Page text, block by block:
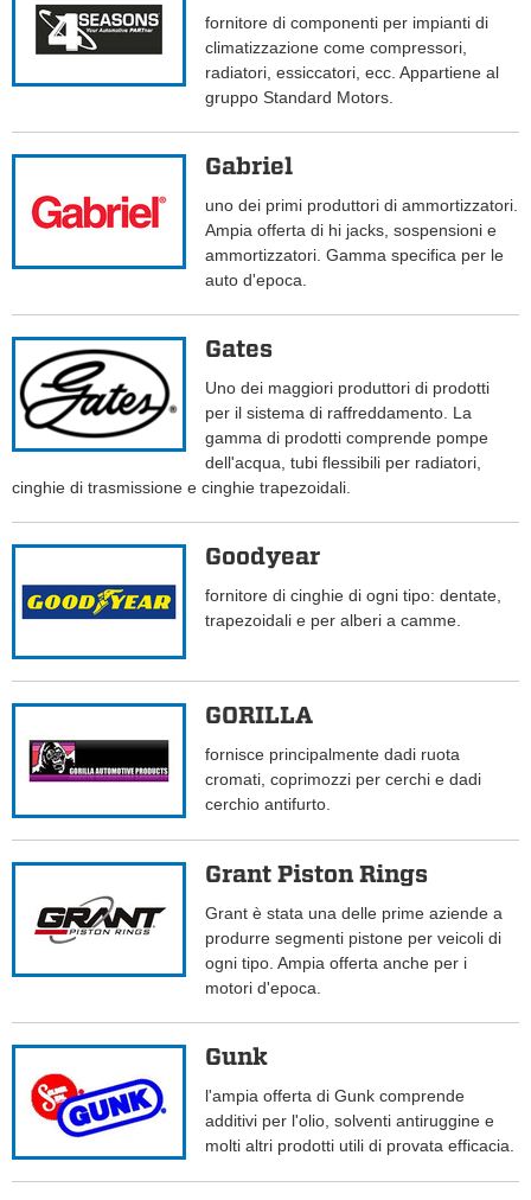
fornitore di componenti per impianti di
climatizzazione come compressori,
radiatori, essiccatori, ecc. Appartiene al
gruppo Standard Motors.
Gabriel
uno dei primi produttori di ammortizzatori.
Ampia offerta di hi jacks, sospensioni e
ammortizzatori. Gamma specifica per le
auto d'epoca.
Gates
Uno dei maggiori produttori di prodotti
per il sistema di raffreddamento. La
gamma di prodotti comprende pompe
dell'acqua, tubi flessibili per radiatori,
cinghie di trasmissione e cinghie trapezoidali.
Goodyear
fornitore di cinghie di ogni tipo: dentate,
trapezoidali e per alberi a camme.
GORILLA
fornisce principalmente dadi ruota
cromati, coprimozzi per cerchi e dadi
cerchio antifurto.
Grant Piston Rings
Grant è stata una delle prime aziende a
produrre segmenti pistone per veicoli di
ogni tipo. Ampia offerta anche per i
motori d'epoca.
Gunk
l'ampia offerta di Gunk comprende
additivi per l'olio, solventi antiruggine e
molti altri prodotti utili di provata efficacia.